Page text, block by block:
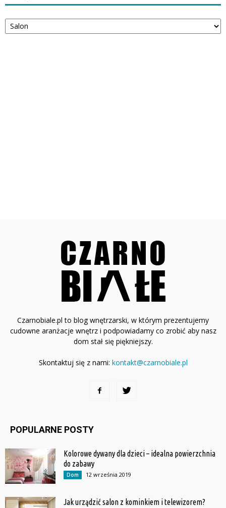
Kategorie
Czarnobiale.pl to blog wnętrzarski, w którym prezentujemy
cudowne aranżacje wnętrz i podpowiadamy co zrobić aby nasz
dom stał się piękniejszy.
Skontaktuj się z nami: kontakt@czarnobiale.pl
POPULARNE POSTY
Kolorowe dywany dla dzieci – idealna powierzchnia
do zabawy
Dom 12 września 2019
Jak urządzić salon z kominkiem i telewizorem?